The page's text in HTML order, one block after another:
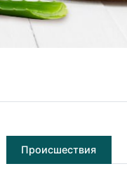
Происшествия